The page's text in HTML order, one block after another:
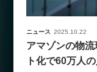
ニュース 2025.10.22
アマゾンの物
ト化で60万人